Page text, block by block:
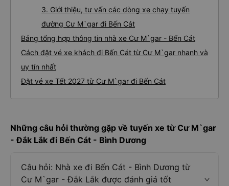
3. Giới thiệu, tư vấn các dòng xe chạy tuyến
đường Cư M`gar đi Bến Cát
Bảng tổng hợp thông tin nhà xe Cư M`gar - Bến Cát
Cách đặt vé xe khách đi Bến Cát từ Cư M`gar nhanh và
uy tín nhất
Đặt vé xe Tết 2027 từ Cư M`gar đi Bến Cát
Những câu hỏi thường gặp về tuyến xe từ Cư M`gar
- Đắk Lắk đi Bến Cát - Bình Dương
Câu hỏi: Nhà xe đi Bến Cát - Bình Dương từ
Cư M`gar - Đắk Lắk được đánh giá tốt